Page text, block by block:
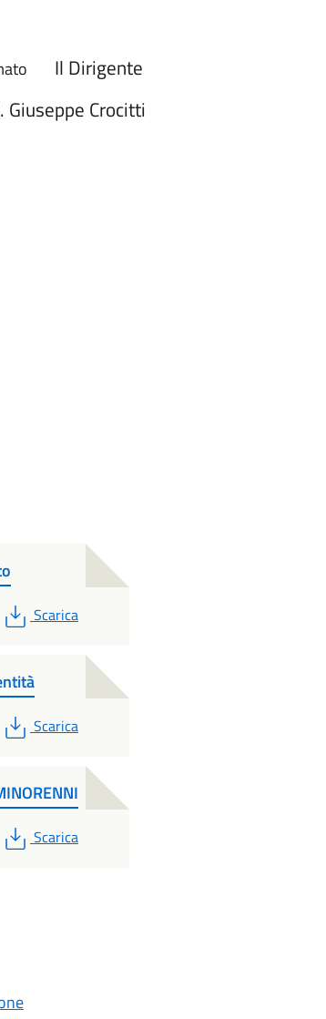
Il Dirigente
PDF
Scarica
PDF
Scarica
PDF
Scarica